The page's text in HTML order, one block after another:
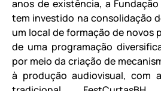
anos de existência, a
tem investido na consolidação
um local de formação de novos
de uma programação
por meio da criação de
à produção audiovisual, com